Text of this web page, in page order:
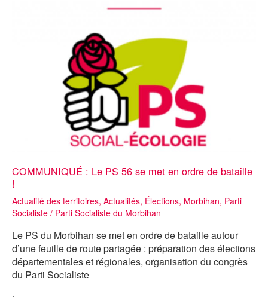
COMMUNIQUÉ : Le PS 56 se met en ordre de bataille
!
Actualité des territoires, Actualités, Élections, Morbihan, Parti
Socialiste / Parti Socialiste du Morbihan
Le PS du Morbihan se met en ordre de bataille autour
d’une feuille de route partagée : préparation des élections
départementaleset régionales, organisation du congrès
du Parti Socialiste
.